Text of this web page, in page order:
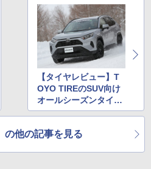
【タイヤレビュー】T
OYO TIREのSUV向け
オールシーズンタイヤ
「セルシアス」の雪上
の他の記事を見る